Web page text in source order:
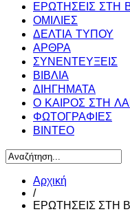
ΕΡΩΤΗΣΕΙΣ ΣΤΗ
ΟΜΙΛΙΕΣ
ΔΕΛΤΙΑ ΤΥΠΟΥ
ΑΡΘΡΑ
ΣΥΝΕΝΤΕΥΞΕΙΣ
ΒΙΒΛΙΑ
ΔΙΗΓΗΜΑΤΑ
Ο ΚΑΙΡΟΣ ΣΤΗ
ΦΩΤΟΓΡΑΦΙΕΣ
ΒΙΝΤΕΟ
Αρχική
/
ΕΡΩΤΗΣΕΙΣ ΣΤΗ